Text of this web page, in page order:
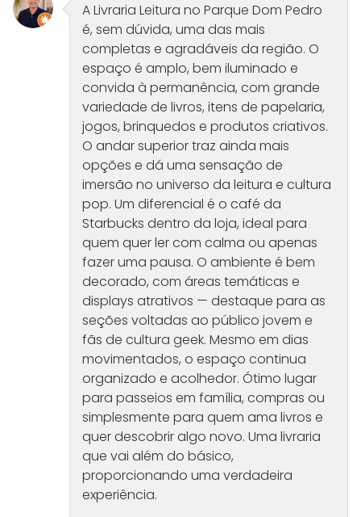
A Livraria Leitura no Parque Dom Pedro
é, sem dúvida, uma das mais
completas e agradáveis da região. O
espaço é amplo, bem iluminado e
convida à permanência, com grande
variedade de livros, itens de papelaria,
jogos, brinquedos e produtos criativos.
O andar superior traz ainda mais
opções e dá uma sensação de
imersão no universo da leitura e cultura
pop. Um diferencial é o café da
Starbucks dentro da loja, ideal para
quem quer ler com calma ou apenas
fazer uma pausa. O ambiente é bem
decorado, com áreas temáticas e
displays atrativos — destaque para as
seções voltadas ao público jovem e
fãs de cultura geek. Mesmo em dias
movimentados, o espaço continua
organizado e acolhedor. Ótimo lugar
para passeios em família, compras ou
simplesmente para quem ama livros e
quer descobrir algo novo. Uma livraria
que vai além do básico,
proporcionando uma verdadeira
experiência.